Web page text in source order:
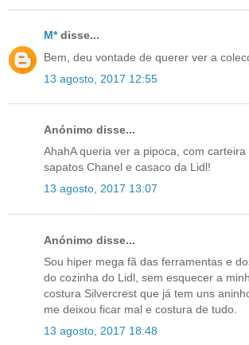
M*disse...
Bem, deu vontade de querer ver a
13 agosto, 2017 12:55
Anónimo disse...
AhahA queria ver a pipoca, com carteira
sapatos Chanel e casaco da Lidl!
13 agosto, 2017 13:07
Anónimo disse...
Sou hiper mega fã das ferramentas e
do cozinha do Lidl, sem esquecer a
costura Silvercrest que já tem uns
me deixou ficar mal e costura de tudo.
13 agosto, 2017 18:48